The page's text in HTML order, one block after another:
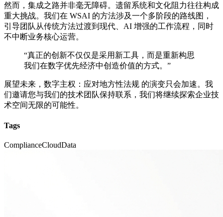
然而，集成之路并非毫无障碍。遗留系统和文化阻力往往构成
重大挑战。我们在 WSAI 的方法涉及一个多阶段的路线图，
引导团队从传统方法过渡到现代、AI 增强的工作流程，同时
不中断业务核心运营。
“真正的创新不仅仅是采用新工具，而是重新构思
我们在数字优先经济中创造价值的方式。”
展望未来，数字主权：应对地方性法规 的演变只会加速。我
们邀请您与我们的技术团队保持联系，我们将继续探索企业技
术空间无限的可能性。
Tags
ComplianceCloudData